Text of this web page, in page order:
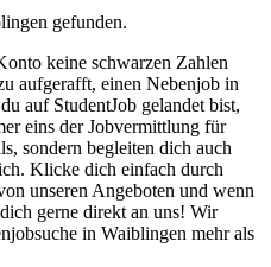
gefunden.
keine schwarzen Zahlen
aufgerafft, einen Nebenjob in
auf StudentJob gelandet bist,
eins der Jobvermittlung für
sondern begleiten dich auch
Klicke dich einfach durch
unseren Angeboten und wenn
gerne direkt an uns! Wir
in Waiblingen mehr als